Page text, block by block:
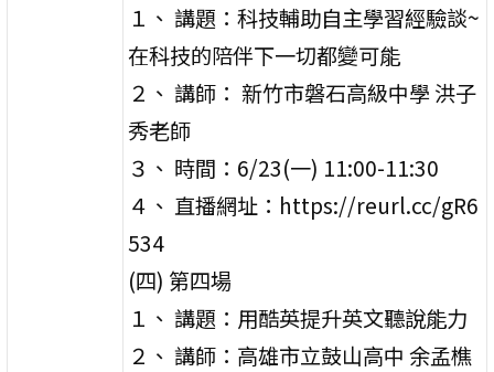
１、 講題：科技輔助自主學習經驗談~
在科技的陪伴下一切都變可能
２、 講師： 新竹市磐石高級中學 洪子
秀老師
３、 時間：6/23(一) 11:00-11:30
４、 直播網址：https://reurl.cc/gR6
534
(四) 第四場
１、 講題：用酷英提升英文聽說能力
２、 講師：高雄市立鼓山高中 余孟樵